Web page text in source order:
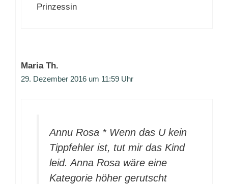
Prinzessin
Maria Th.
29. Dezember 2016 um 11:59 Uhr
Annu Rosa * Wenn das U kein
Tippfehler ist, tut mir das Kind
leid. Anna Rosa wäre eine
Kategorie höher gerutscht